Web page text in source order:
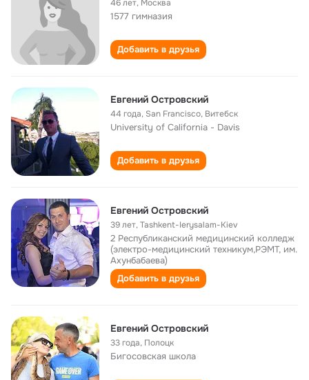
46 лет, Москва
1577 гимназия
Добавить в друзья
Евгений Островский
44 года, San Francisco, Витебск
University of California - Davis
Добавить в друзья
Евгений Островский
39 лет,Tashkent-Ierysalam-Kiev
2 Республиканский медицинский колледж
(электро-медицинский техникум,РЭМТ, им.
Ахунбабаева)
Добавить в друзья
Евгений Островский
33 года, Полоцк
Бигосовская школа